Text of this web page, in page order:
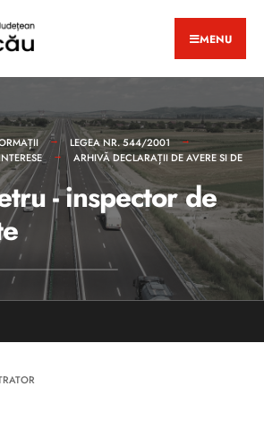
MENU
LEGEA NR. 544/2001
ARHIVĂ DECLARAȚII DE AVERE SI DE
- inspector de